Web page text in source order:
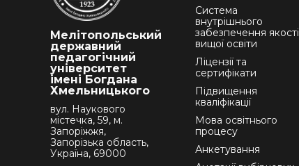
Мелітопольський
державний
педагогічний
університет
імені Богдана
Хмельницького
вул. Наукового
містечка, 59, м.
Запоріжжя,
Запорізька область,
Україна, 69000
Система
внутрішнього
забезпечення якості
вищої освіти
Ліцензії та
сертифікати
Підвищення
кваліфікації
Мова освітнього
процесу
Анкетування